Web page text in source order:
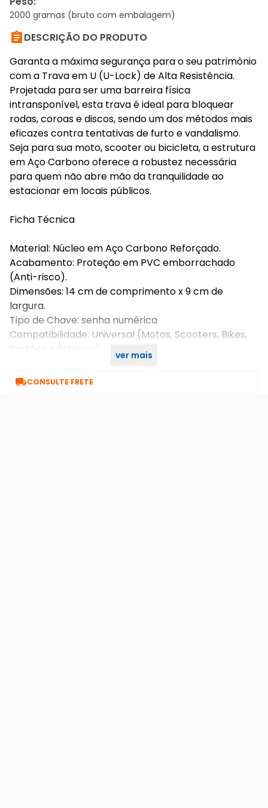
2000 gramas (bruto com embalagem)
DESCRIÇÃO DO PRODUTO
Garanta a máxima segurança para o seu patrimônio
com a Trava em U (U-Lock) de Alta Resistência.
Projetada para ser uma barreira física
intransponível, esta trava é ideal para bloquear
rodas, coroas e discos, sendo um dos métodos mais
eficazes contra tentativas de furto e vandalismo.
Seja para sua moto, scooter ou bicicleta, a estrutura
em Aço Carbono oferece a robustez necessária
para quem não abre mão da tranquilidade ao
estacionar em locais públicos.
Ficha Técnica
Material: Núcleo em Aço Carbono Reforçado.
Acabamento: Proteção em PVC emborrachado
(Anti-risco).
Dimensões: 14 cm de comprimento x 9 cm de
largura.
Tipo de Chave: senha numérica
Compatibilidade: Universal (Motos, Scooters, Bikes,
Portões e Estepes).
ver mais
CONSULTE FRETE